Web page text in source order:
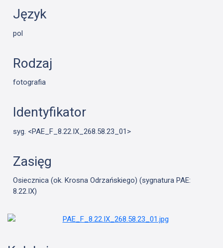
Język
pol
Rodzaj
fotografia
Identyfikator
syg. <PAE_F_8.22.IX_268.58.23_01>
Zasięg
Osiecznica (ok. Krosna Odrzańskiego) (sygnatura PAE:
8.22.IX)